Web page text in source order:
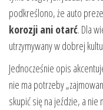
podkreślono, że auto
korozji ani otarć. Dla
utrzymywany w dobrej
Jednocześnie opis
nie ma potrzeby
skupić się na jeździe, a nie